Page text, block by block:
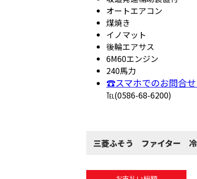
オートエアコン
煤焼き
イノマット
後輪エアサス
6M60エンジン
240馬力
☎スマホでのお問合
℡(0586-68-6200)
三菱ふそう ファイター